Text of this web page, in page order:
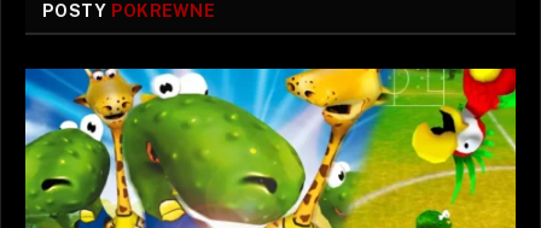
POSTY POKREWNE